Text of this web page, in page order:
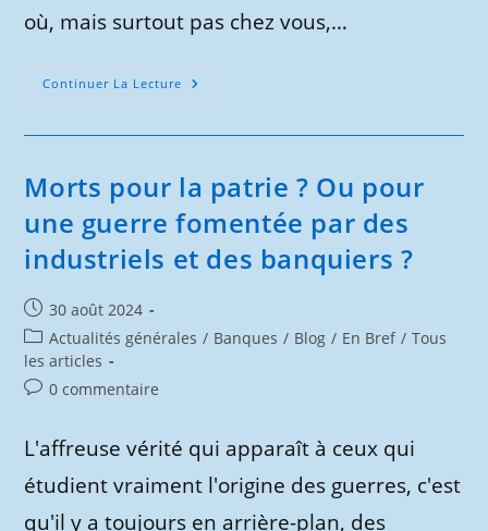
où, mais surtout pas chez vous,…
Continuer La Lecture Ils
Projettent
Espèces
–
Les
Laissons
Pas
Faire
Morts pour la patrie ? Ou pour
une guerre fomentée par des
industriels et des banquiers ?
Publication
publiée :
30 août 2024
Post
category:
Actualités générales / Banques / Blog / En Bref / Tous
les articles
Commentaires
publication :
0 commentaire
L'affreuse vérité qui apparaît à ceux qui
étudient vraiment l'origine des guerres, c'est
qu'il y a toujours en arrière-plan, des